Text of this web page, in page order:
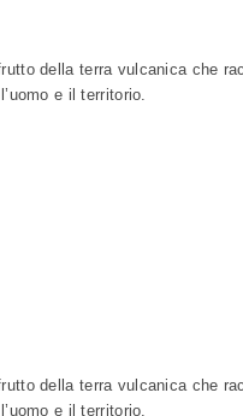
della terra vulcanica che
e il territorio.
della terra vulcanica che
e il territorio.